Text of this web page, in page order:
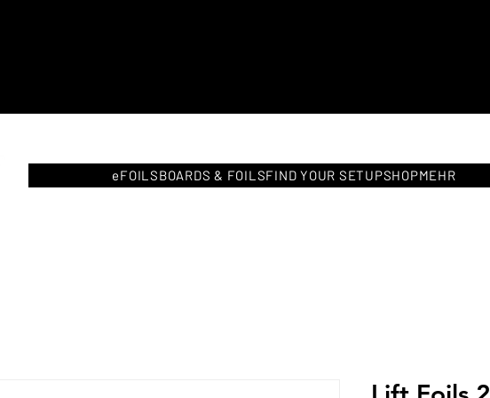
eFOILSBOARDS & FOILSFIND YOUR SETUPSHOPMEHR